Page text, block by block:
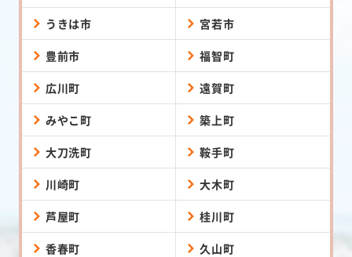
うきは市 宮若市
豊前市 福智町
広川町 遠賀町
みやこ町 築上町
大刀洗町 鞍手町
川崎町 大木町
芦屋町 桂川町
香春町 久山町